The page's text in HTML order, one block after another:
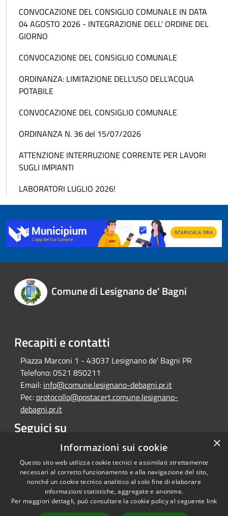
CONVOCAZIONE DEL CONSIGLIO COMUNALE IN DATA
04 AGOSTO 2026 - INTEGRAZIONE DELL' ORDINE DEL
GIORNO
CONVOCAZIONE DEL CONSIGLIO COMUNALE
ORDINANZA: LIMITAZIONE DELL'USO DELL'ACQUA
POTABILE
CONVOCAZIONE DEL CONSIGLIO COMUNALE
ORDINANZA N. 36 del 15/07/2026
ATTENZIONE INTERRUZIONE CORRENTE PER LAVORI
SUGLI IMPIANTI
LABORATORI LUGLIO 2026!
Comune di Lesignano de' Bagni
Recapiti e contatti
Piazza Marconi 1 - 43037 Lesignano de' Bagni PR
Telefono:0521 850211
Email: info@comune.lesignano-debagni.pr.it
Pec: protocollo@postacert.comune.lesignano-
debagni.pr.it
Seguici su
Facebook
Accessibilità
Copyright © 2026 • Comune di
Lesignano de' Bagni • Powered
×
Informazioni sui cookie
Questo sito web utilizza cookie tecnici e assimilati strettamente
necessari al corretto funzionamento e alla navigazione del sito,
nonché un cookie tecnico analitico al solo fine di elaborare
informazioni statistiche, aggregate e anonime.
Per maggiori dettagli, può consultare la cookie policy al seguente link